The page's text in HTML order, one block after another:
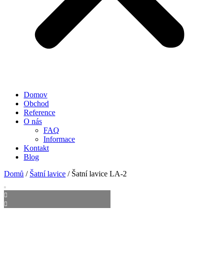
Domov
Obchod
Reference
O nás
FAQ
Informace
Kontakt
Blog
Domů / Šatní lavice / Šatní lavice LA-2